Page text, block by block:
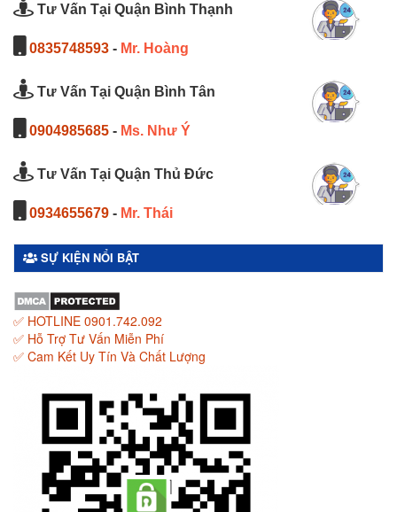
Tư Vấn Tại Quận Bình Thạnh
0835748593 - Mr. Hoàng
Tư Vấn Tại Quận Bình Tân
0904985685 - Ms. Như Ý
Tư Vấn Tại Quận Thủ Đức
0934655679 - Mr. Thái
SỰ KIỆN NỔI BẬT
✅ HOTLINE 0901.742.092
✅ Hỗ Trợ Tư Vấn Miễn Phí
✅ Cam Kết Uy Tín Và Chất Lượng